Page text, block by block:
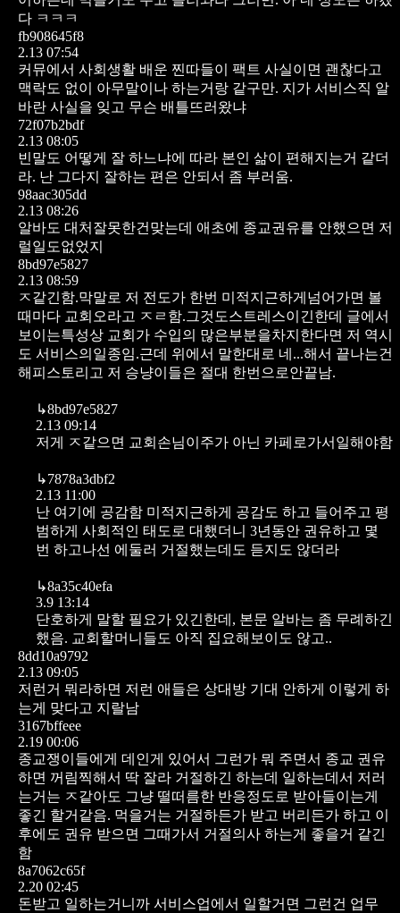
다 ㅋㅋㅋ
fb908645f8
2.13 07:54
커뮤에서 사회생활 배운 찐따들이 팩트 사실이면 괜찮다고
맥락도 없이 아무말이나 하는거랑 같구만. 지가 서비스직 알
바란 사실을 잊고 무슨 배틀뜨러왔냐
72f07b2bdf
2.13 08:05
빈말도 어떻게 잘 하느냐에 따라 본인 삶이 편해지는거 같더
라. 난 그다지 잘하는 편은 안되서 좀 부러움.
98aac305dd
2.13 08:26
알바도 대처잘못한건맞는데 애초에 종교권유를 안했으면 저
럴일도없었지
8bd97e5827
2.13 08:59
ㅈ같긴함.막말로 저 전도가 한번 미적지근하게넘어가면 볼
때마다 교회오라고 ㅈㄹ함.그것도스트레스이긴한데 글에서
보이는특성상 교회가 수입의 많은부분을차지한다면 저 역시
도 서비스의일종임.근데 위에서 말한대로 네...해서 끝나는건
해피스토리고 저 승냥이들은 절대 한번으로안끝남.
↳8bd97e5827
2.13 09:14
저게 ㅈ같으면 교회손님이주가 아닌 카페로가서일해야함
↳7878a3dbf2
2.13 11:00
난 여기에 공감함 미적지근하게 공감도 하고 들어주고 평
범하게 사회적인 태도로 대했더니 3년동안 권유하고 몇
번 하고나선 에둘러 거절했는데도 듣지도 않더라
↳8a35c40efa
3.9 13:14
단호하게 말할 필요가 있긴한데, 본문 알바는 좀 무례하긴
했음. 교회할머니들도 아직 집요해보이도 않고..
8dd10a9792
2.13 09:05
저런거 뭐라하면 저런 애들은 상대방 기대 안하게 이렇게 하
는게 맞다고 지랄남
3167bffeee
2.19 00:06
종교쟁이들에게 데인게 있어서 그런가 뭐 주면서 종교 권유
하면 꺼림찍해서 딱 잘라 거절하긴 하는데 일하는데서 저러
는거는 ㅈ같아도 그냥 떨떠름한 반응정도로 받아들이는게
좋긴 할거같음. 먹을거는 거절하든가 받고 버리든가 하고 이
후에도 권유 받으면 그때가서 거절의사 하는게 좋을거 같긴
함
8a7062c65f
2.20 02:45
돈받고 일하는거니까 서비스업에서 일할거면 그런건 업무